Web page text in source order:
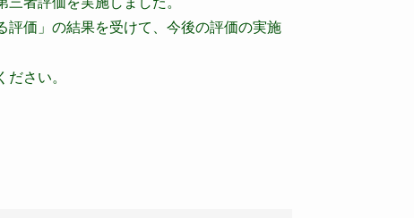
評価」の結果を受けて、今後の評価の実施
さい。